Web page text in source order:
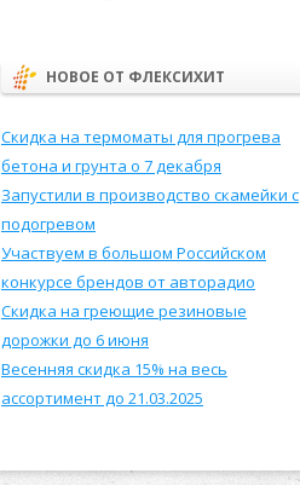
НОВОЕ ОТ ФЛЕКСИХИТ
Скидка на термоматы для прогрева
бетона и грунта о 7 декабря
Запустили в производство скамейки с
подогревом
Участвуем в большом Российском
конкурсе брендов от авторадио
Скидка на греющие резиновые
дорожки до 6 июня
Весенняя скидка 15% на весь
ассортимент до 21.03.2025